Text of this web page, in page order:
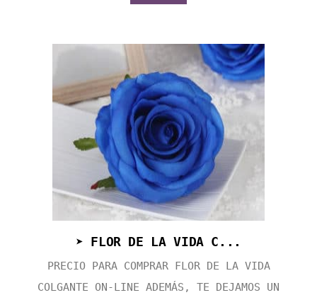
➤ FLOR DE LA VIDA C...
PRECIO PARA COMPRAR FLOR DE LA VIDA
COLGANTE ON-LINE ADEMÁS, TE DEJAMOS UN